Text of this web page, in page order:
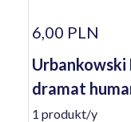
6,00 PLN
Urbankowski
dramat
1 produkt/y